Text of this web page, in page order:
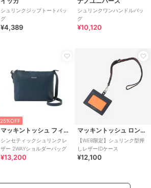
シュリンクジップトートバッ
グ
¥4,389
シュリンクワンハンドルバッ
グ
¥10,120
25%OFF
マッキントッシュ フィロソフィー
シンセティックシュリンクレ
ザー 2WAYショルダーバッグ
¥13,200
マッキントッシュ ロンドン
【WEB限定】シュリンク型押
しレザーIDケース
¥12,100